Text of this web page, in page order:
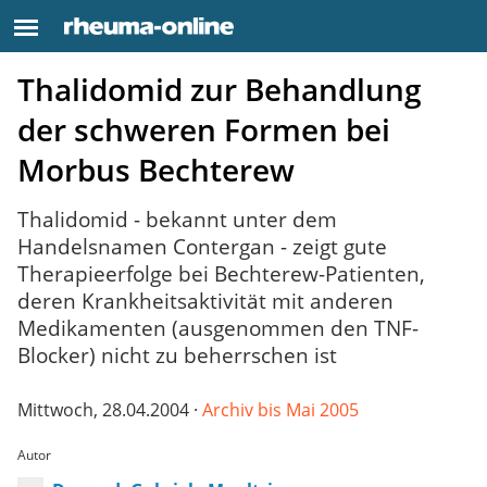
Thalidomid zur Behandlung
der schweren Formen bei
Morbus Bechterew
Thalidomid - bekannt unter dem
Handelsnamen Contergan - zeigt gute
Therapieerfolge bei Bechterew-Patienten,
deren Krankheitsaktivität mit anderen
Medikamenten (ausgenommen den TNF-
Blocker) nicht zu beherrschen ist
Mittwoch, 28.04.2004 · Archiv bis Mai 2005
Autor